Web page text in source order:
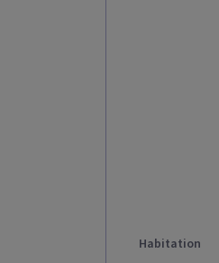
Habitation